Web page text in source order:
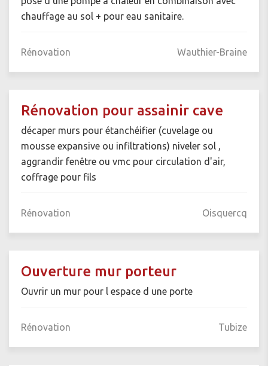
chauffage au sol + pour eau sanitaire.
Rénovation Wauthier-Braine
Rénovation pour assainir cave
décaper murs pour étanchéifier (cuvelage ou
mousse expansive ou infiltrations) niveler sol ,
aggrandir fenêtre ou vmc pour circulation d'air,
coffrage pour fils
Rénovation Oisquercq
Ouverture mur porteur
Ouvrir un mur pour l espace d une porte
Rénovation Tubize